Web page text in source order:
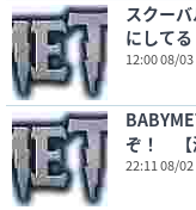
スクー
にして
12:00 08/03
ぞ！ 【
22:11 08/02